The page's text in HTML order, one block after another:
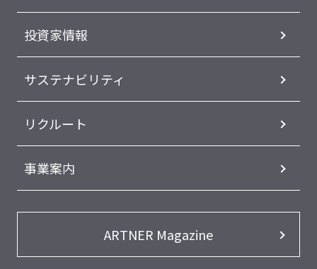
投資家情報
サステナビリティ
リクルート
事業案内
ARTNER Magazine